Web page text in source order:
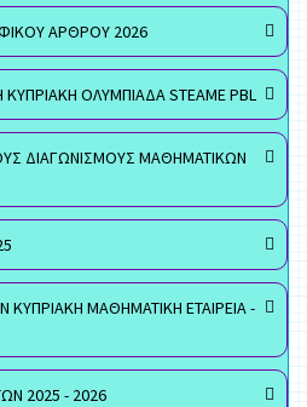
ΑΡΘΡΟΥ 2026
ΟΛΥΜΠΙΑΔΑ STEAME PBL
ΔΙΑΓΩΝΙΣΜΟΥΣ ΜΑΘΗΜΑΤΙΚΩΝ
ΚΥΠΡΙΑΚΗ ΜΑΘΗΜΑΤΙΚΗ ΕΤΑΙΡΕΙΑ -
2025 - 2026